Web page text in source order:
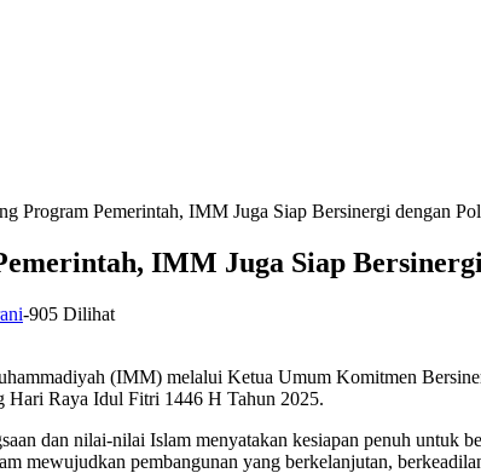
Program Pemerintah, IMM Juga Siap Bersinergi dengan
IMM Juga Siap
-905 Dilihat
(IMM) melalui Ketua Umum Komitmen
Hari Raya Idul Fitri 1446 H Tahun 2025.
dan nilai-nilai Islam menyatakan kesiapan penuh
mewujudkan pembangunan yang berkelanjutan,